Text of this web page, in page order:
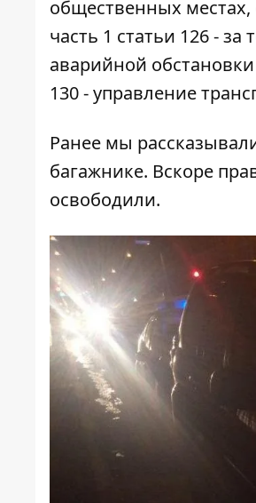
общественных местах,
часть 1 статьи 126 -
аварийной
130 - управление
Ранее мы
багажнике. Вскоре
освободили.